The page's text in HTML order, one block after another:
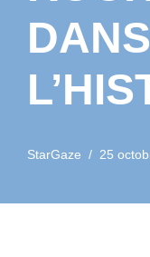
DANS
StarGaze 25